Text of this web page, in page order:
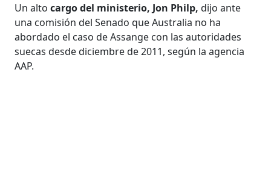
Un altocargo del ministerio, Jon Philp, dijo ante
una comisión del Senado que Australia no ha
abordado el caso de Assange con las autoridades
suecas desde diciembre de 2011, según la agencia
AAP.